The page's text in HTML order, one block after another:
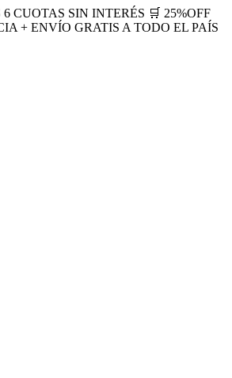
CUOTAS SIN INTERÉS 🛒 25%OFF
+ ENVÍO GRATIS A TODO EL PAÍS